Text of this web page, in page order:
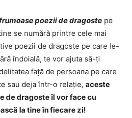
poezii de dragoste pe
se numără printre cele mai
poezii de dragoste pe care le-
îndoială, te vor ajuta să-ți
față de persoana pe care
sau deja într-o relație, aceste
de dragoste îl vor face cu
la tine în fiecare zi!